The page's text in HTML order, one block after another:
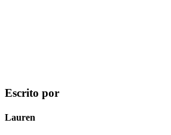
Escrito por
Lauren